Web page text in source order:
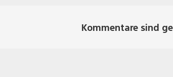
Kommentare sind